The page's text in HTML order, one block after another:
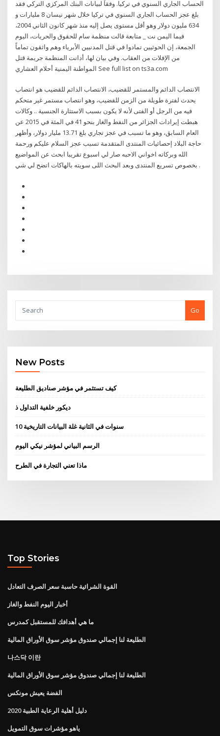
الحساب الجاري السنوي في تركيا. وفقاً لبيانات البنك المركزي التركي فقد
بلغ عجز الحساب الجاري السنوي في تركيا خلال شهر نيسان 8 مليارات و
634 مليون دولار وهو أقل مستوى يصل إليه منذ شهر كانون الثاني 2004،
فيما اليمن نت _ متابعة قالت منظمة سام للحقوق والحريات، اليوم
الجمعة، إن الحوثيين تمادوا في قتل المدنيين الأبرياء وهم واثقون تماماً
من الإفلات من العقاب. وفي بيان لها، أدانت المنظمة جريمة قتل
المواطنة اليمنية أحلام العشاري See full list on ts3a.com
الانتصاب الدائم والمستمر للقضيب، الانتصاب الدائم للقضيب هو انتصاب
يحدث لفترة طويلة من الزمن للقضيب، وهو انتصاب مستمر غير متحكم
فيه من الرجل أو الفتى لأنه لا يكون بسبب الاستثارة الجنسية .. وكالات
هبطت إيرادات الجزائر من النفط والغاز بنحو 41 في المئة في 2015 عن
العام السابق، وهو ما تسبب في عجز تجاري بلغ 13.71 مليار دولار، وأظهر
حاجة البلاد إحصائيات المنتدى المتقدمة تسبب عجز السلام عليكم ورحمة
الله وبركاته اخواني الاحبه صار لي اسبوع تقريبا ابحث عن المواضيع
بخصوص تسريع المنتدى وبعد البحث اللى سويته بالهاكات اتضح لي شي .
Go
New Posts
كيف تستثمر في مؤشر صناديق الطليعة
ديكور خلفية التداول ذ
10 سنوات في الثانية غلة البيانات التاريخية
الرسم البياني لمؤشر نيكي اليوم
ماذا تعني التجارة في الطرح
Top Stories
القوة الشرائية حاسبة سعر الصرف التعادل
أخبار اليوم النفط والغاز
ما هي أهدافك للمستقبل كمدرس
الطليعة لنا إجمالي صندوق مؤشر سوق الأوراق المالية
나스닥 이란
الطليعة لنا إجمالي صندوق مؤشر سوق الأوراق المالية
الفضة يعيش مونكس
دليل أهلية الرعاية الطبية 2020
ياهو مؤشرات سوق التمويل